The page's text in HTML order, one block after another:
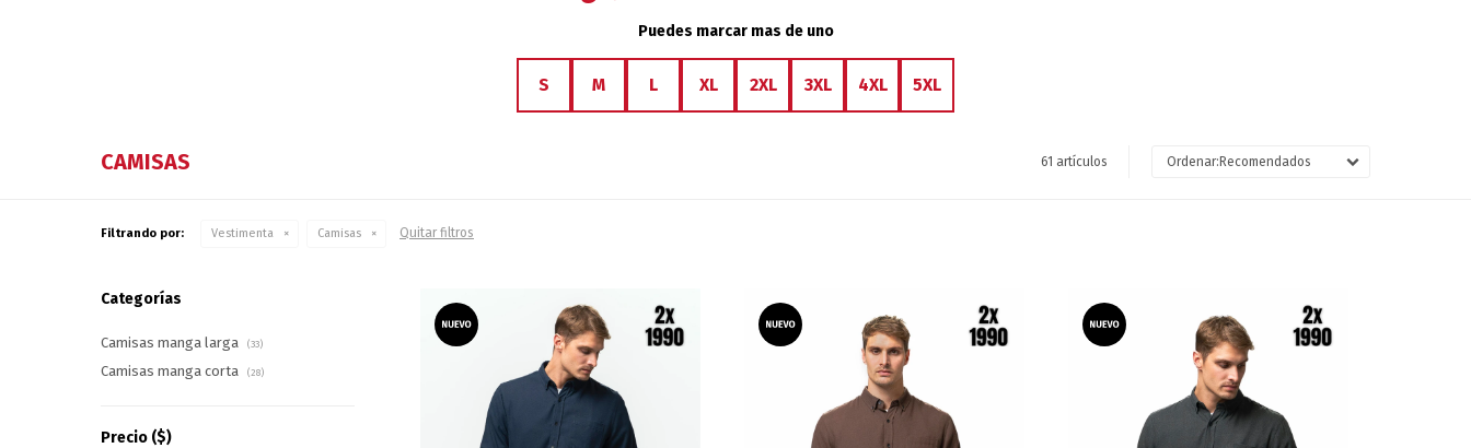
Puedes marcar mas de uno
S M L XL 2XL 3XL 4XL 5XL
CAMISAS 61 artículos Recomendados
Filtrando por: Vestimenta Camisas Quitar filtros
Categorías
Camisas manga larga (33)
Camisas manga corta (28)
Precio ($)